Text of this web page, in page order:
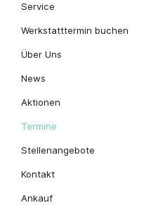
Service
Werkstatttermin buchen
Über Uns
News
Aktionen
Termine
Stellenangebote
Kontakt
Ankauf